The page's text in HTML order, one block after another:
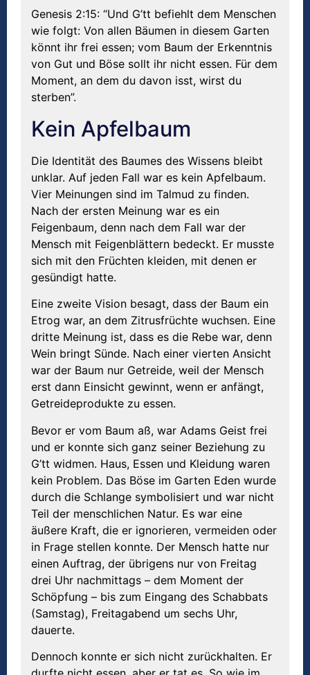
Genesis 2:15: “Und G’tt befiehlt dem Menschen
wie folgt: Von allen Bäumen in diesem Garten
könnt ihr frei essen; vom Baum der Erkenntnis
von Gut und Böse sollt ihr nicht essen. Für dem
Moment, an dem du davon isst, wirst du
sterben”.
Kein Apfelbaum
Die Identität des Baumes des Wissens bleibt
unklar. Auf jeden Fall war es kein Apfelbaum.
Vier Meinungen sind im Talmud zu finden.
Nach der ersten Meinung war es ein
Feigenbaum, denn nach dem Fall war der
Mensch mit Feigenblättern bedeckt. Er musste
sich mit den Früchten kleiden, mit denen er
gesündigt hatte.
Eine zweite Vision besagt, dass der Baum ein
Etrog war, an dem Zitrusfrüchte wuchsen. Eine
dritte Meinung ist, dass es die Rebe war, denn
Wein bringt Sünde. Nach einer vierten Ansicht
war der Baum nur Getreide, weil der Mensch
erst dann Einsicht gewinnt, wenn er anfängt,
Getreideprodukte zu essen.
Bevor er vom Baum aß, war Adams Geist frei
und er konnte sich ganz seiner Beziehung zu
G’tt widmen. Haus, Essen und Kleidung waren
kein Problem. Das Böse im Garten Eden wurde
durch die Schlange symbolisiert und war nicht
Teil der menschlichen Natur. Es war eine
äußere Kraft, die er ignorieren, vermeiden oder
in Frage stellen konnte. Der Mensch hatte nur
einen Auftrag, der übrigens nur von Freitag
drei Uhr nachmittags – dem Moment der
Schöpfung – bis zum Eingang des Schabbats
(Samstag), Freitagabend um sechs Uhr,
dauerte.
Dennoch konnte er sich nicht zurückhalten. Er